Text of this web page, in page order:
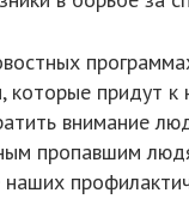
которые придут к
внимание
пропавшим
наших